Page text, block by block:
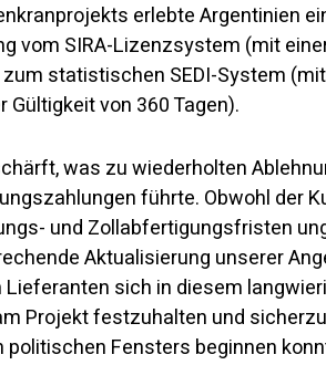
erlebte Argentinien
vom SIRA-Lizenzsystem (mit
zum statistischen SEDI-System
Gültigkeit von 360 Tagen).
was zu wiederholten
führte. Obwohl der
und Zollabfertigungsfristen
Aktualisierung unserer
sich in diesem
Projekt festzuhalten und
Fensters beginnen